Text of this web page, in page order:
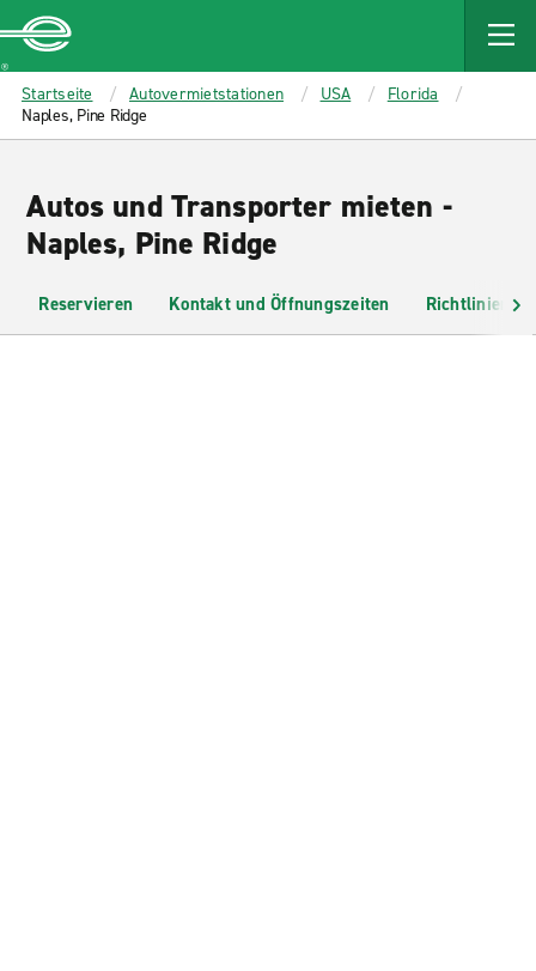
MAIN
CONTENT
Enterprise
Startseite Autovermietstationen USA
Florida
Naples, Pine Ridge
Autos und Transporter mieten -
Naples, Pine Ridge
Reservieren Kontakt und Öffnungszeiten Richtlinien